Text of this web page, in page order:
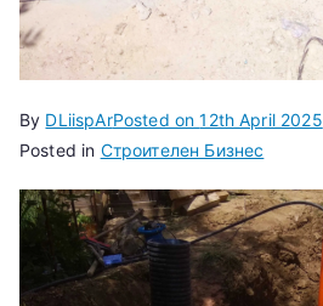
By DLiispArPosted on12th April 2025
Posted in Строителен Бизнес